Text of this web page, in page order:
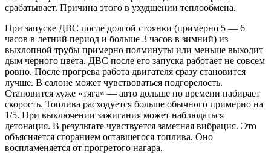
срабатывает. Причина этого в ухудшении теплообмена.
При запуске ДВС после долгой стоянки (примерно 5 — 6
часов в летний период и больше 3 часов в зимний) из
выхлопной трубы примерно полминуты или меньше выходит
дым черного цвета. ДВС после его запуска работает не совсем
ровно. После прогрева работа двигателя сразу становится
лучше. В салоне может чувствоваться подгорелость.
Становится хуже «тяга» — авто дольше по времени набирает
скорость. Топлива расходуется больше обычного примерно на
1/5. При выключении зажигания может наблюдаться
детонация. В результате чувствуется заметная вибрация. Это
объясняется сгоранием оставшегося топлива. Оно
воспламеняется от прогретого нагара.